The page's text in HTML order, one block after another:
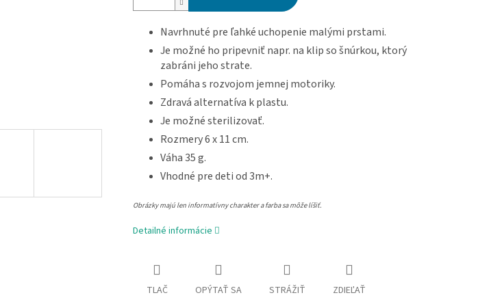
Navrhnuté pre ľahké uchopenie malými prstami.
Je možné ho pripevniť napr. na klip so šnúrkou, ktorý
zabráni jeho strate.
Pomáha s rozvojom jemnej motoriky.
Zdravá alternatíva k plastu.
Je možné sterilizovať.
Rozmery 6 x 11 cm.
Váha 35 g.
Vhodné pre deti od 3m+.
Obrázky majú len informatívny charakter a farba sa môže líšiť.
Detailné informácie
TLAČ OPÝTAŤ SA STRÁŽIŤ ZDIEĽAŤ